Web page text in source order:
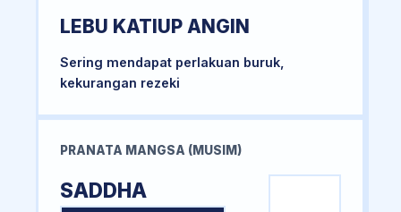
LEBU KATIUP ANGIN
Sering mendapat perlakuan buruk,
kekurangan rezeki
PRANATA MANGSA (MUSIM)
SADDHA